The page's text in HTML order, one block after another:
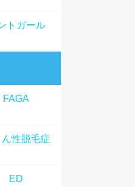
トガール
FAGA
ん性脱毛症
ED